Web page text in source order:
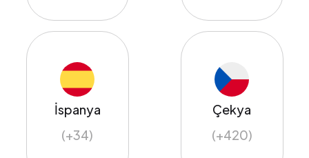
İspanya
(+34)
Çekya
(+420)